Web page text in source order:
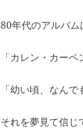
80年代のアルバ
「カレン・カー
「幼い頃、なん
それを夢見て信じ